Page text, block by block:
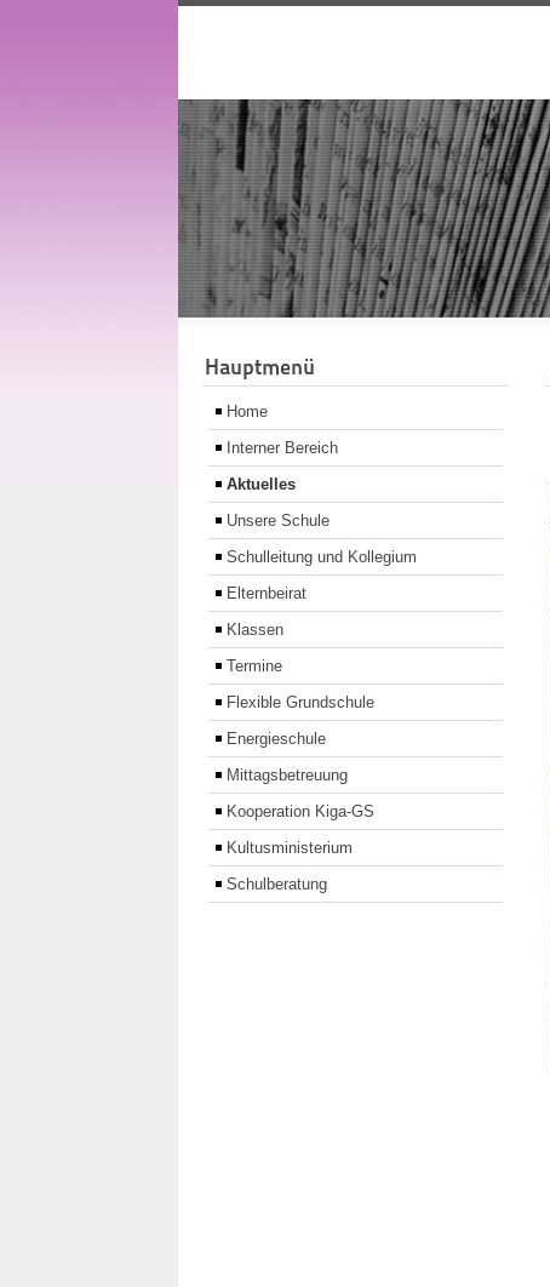
Hauptmenü
Home
Interner Bereich
Aktuelles
Unsere Schule
Schulleitung und Kollegium
Elternbeirat
Klassen
Termine
Flexible Grundschule
Energieschule
Mittagsbetreuung
Kooperation Kiga-GS
Kultusministerium
Schulberatung